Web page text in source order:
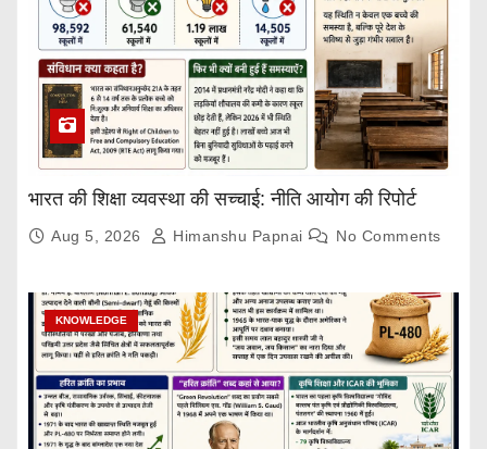
भारत की शिक्षा व्यवस्था की सच्चाई: नीति आयोग की रिपोर्ट
Aug 5, 2026 Himanshu Papnai No Comments
KNOWLEDGE